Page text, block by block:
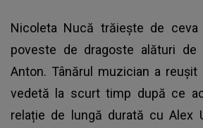
Nicoleta Nucă trăiește de
poveste de dragoste alături de
Anton. Tânărul muzician a
vedetă la scurt timp după ce
relație de lungă durată cu Alex